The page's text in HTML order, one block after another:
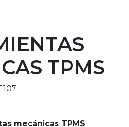
TPMS
mecánicas TPMS